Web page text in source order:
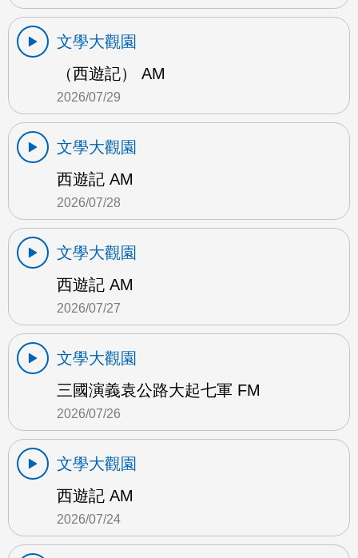
文學大觀園
（西遊記） AM
2026/07/29
文學大觀園
西遊記 AM
2026/07/28
文學大觀園
西遊記 AM
2026/07/27
文學大觀園
三國演義袁公路大起七軍 FM
2026/07/26
文學大觀園
西遊記 AM
2026/07/24